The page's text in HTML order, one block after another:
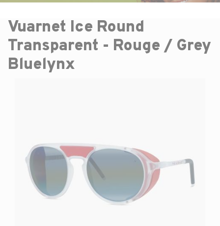
Vuarnet Ice Round
Transparent - Rouge / Grey
Bluelynx